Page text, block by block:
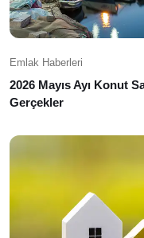
Emlak Haberleri
2026 Mayıs Ayı Konut
Gerçekler